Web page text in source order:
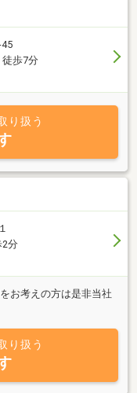
歩7分
り扱う
分
お考えの方は是非当社
り扱う